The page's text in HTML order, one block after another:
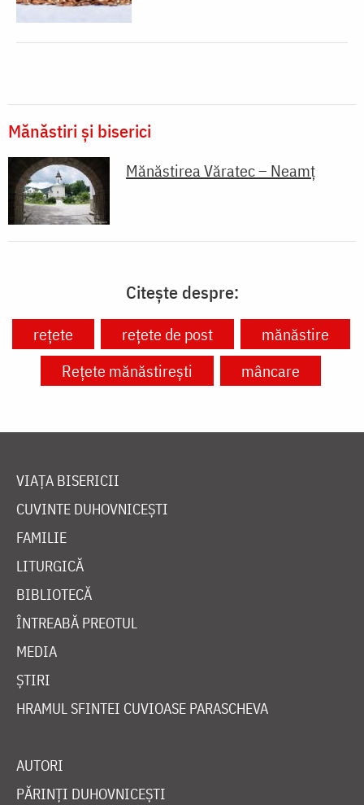
Mănăstiri și biserici
Mănăstirea Văratec – Neamț
Citește despre:
rețete rețete de post
mănăstire
Rețete mănăstirești
mâncare
VIAȚA BISERICII
CUVINTE DUHOVNICEȘTI
FAMILIE
LITURGICĂ
BIBLIOTECĂ
ÎNTREABĂ PREOTUL
MEDIA
ȘTIRI
HRAMUL SFINTEI CUVIOASE PARASCHEVA
AUTORI
PĂRINȚI DUHOVNICEȘTI